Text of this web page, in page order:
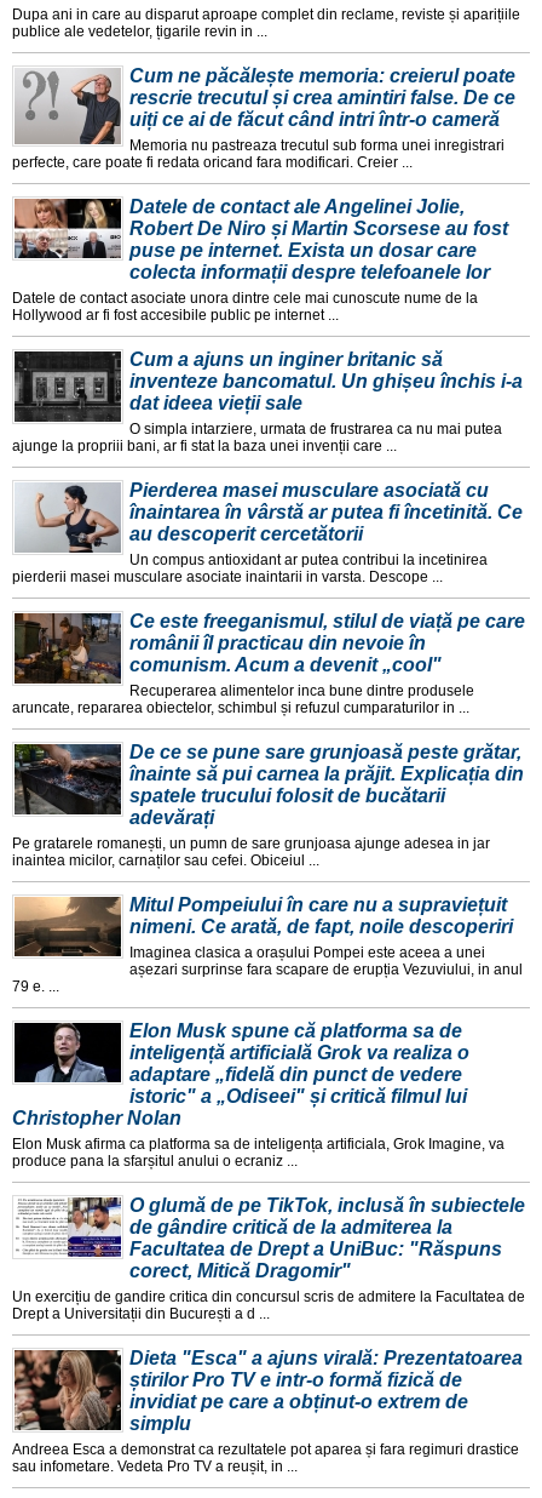
Dupa ani in care au disparut aproape complet din reclame, reviste și aparițiile
publice ale vedetelor, țigarile revin in ...
Cum ne păcălește memoria: creierul poate
rescrie trecutul și crea amintiri false. De ce
uiți ce ai de făcut când intri într-o cameră
Memoria nu pastreaza trecutul sub forma unei inregistrari
perfecte, care poate fi redata oricand fara modificari. Creier ...
Datele de contact ale Angelinei Jolie,
Robert De Niro și Martin Scorsese au fost
puse pe internet. Exista un dosar care
colecta informații despre telefoanele lor
Datele de contact asociate unora dintre cele mai cunoscute nume de la
Hollywood ar fi fost accesibile public pe internet ...
Cum a ajuns un inginer britanic să
inventeze bancomatul. Un ghișeu închis i-a
dat ideea vieții sale
O simpla intarziere, urmata de frustrarea ca nu mai putea
ajunge la propriii bani, ar fi stat la baza unei invenții care ...
Pierderea masei musculare asociată cu
înaintarea în vârstă ar putea fi încetinită. Ce
au descoperit cercetătorii
Un compus antioxidant ar putea contribui la incetinirea
pierderii masei musculare asociate inaintarii in varsta. Descope ...
Ce este freeganismul, stilul de viață pe care
românii îl practicau din nevoie în
comunism. Acum a devenit „cool"
Recuperarea alimentelor inca bune dintre produsele
aruncate, repararea obiectelor, schimbul și refuzul cumparaturilor in ...
De ce se pune sare grunjoasă peste grătar,
înainte să pui carnea la prăjit. Explicația din
spatele trucului folosit de bucătarii
adevărați
Pe gratarele romanești, un pumn de sare grunjoasa ajunge adesea in jar
inaintea micilor, carnaților sau cefei. Obiceiul ...
Mitul Pompeiului în care nu a supraviețuit
nimeni. Ce arată, de fapt, noile descoperiri
Imaginea clasica a orașului Pompei este aceea a unei
așezari surprinse fara scapare de erupția Vezuviului, in anul
79 e. ...
Elon Musk spune că platforma sa de
inteligență artificială Grok va realiza o
adaptare „fidelă din punct de vedere
istoric" a „Odiseei" și critică filmul lui
Christopher Nolan
Elon Musk afirma ca platforma sa de inteligența artificiala, Grok Imagine, va
produce pana la sfarșitul anului o ecraniz ...
O glumă de pe TikTok, inclusă în subiectele
de gândire critică de la admiterea la
Facultatea de Drept a UniBuc: "Răspuns
corect, Mitică Dragomir"
Un exercițiu de gandire critica din concursul scris de admitere la Facultatea de
Drept a Universitații din București a d ...
Dieta "Esca" a ajuns virală: Prezentatoarea
știrilor Pro TV e intr-o formă fizică de
invidiat pe care a obținut-o extrem de
simplu
Andreea Esca a demonstrat ca rezultatele pot aparea și fara regimuri drastice
sau infometare. Vedeta Pro TV a reușit, in ...